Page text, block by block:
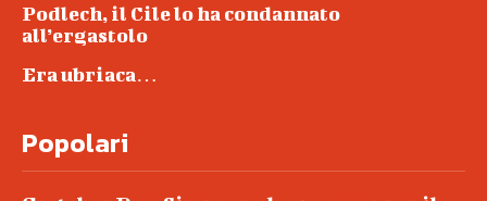
Podlech, il Cile lo ha condannato
all’ergastolo
Era ubriaca…
Popolari